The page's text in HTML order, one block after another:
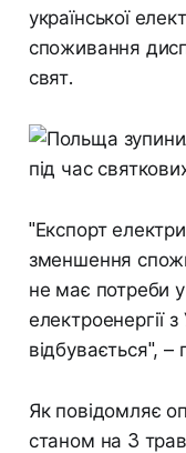
української
споживання
свят.
"Експорт
зменшення
не має потреби у
електроенергії
відбувається",
Як повідомляє
станом на 3